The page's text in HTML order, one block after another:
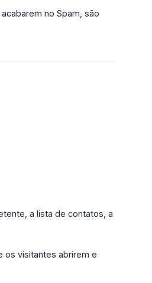
no Spam, são
a lista de contatos, a
os visitantes abrirem e